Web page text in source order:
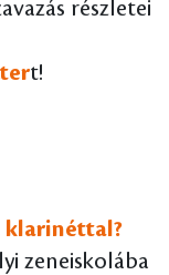
részletei
t!
klarinéttal?
zeneiskolába